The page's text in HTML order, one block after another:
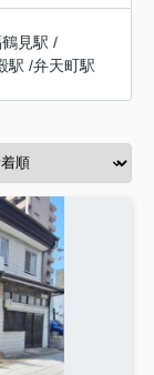
見駅 /
駅 /弁天町駅